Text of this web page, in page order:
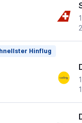
Hinflug